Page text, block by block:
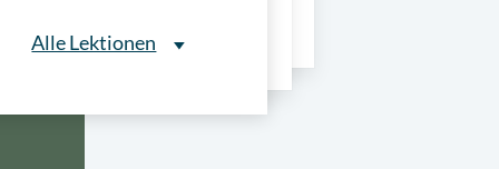
Alle Lektionen
Alle Lektionen